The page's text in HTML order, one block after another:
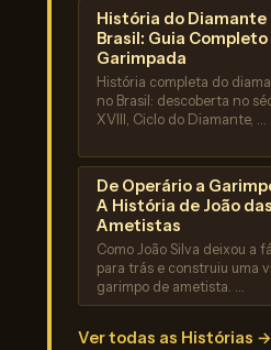
História do Diamante
Brasil: Guia Completo |
Garimpada
História completa do
no Brasil: descoberta no
XVIII, Ciclo do Diamante, …
De Operário a
A História de João das
Ametistas
Como João Silva deixou a
para trás e construiu uma
garimpo de ametista. …
Ver todas as Histórias →